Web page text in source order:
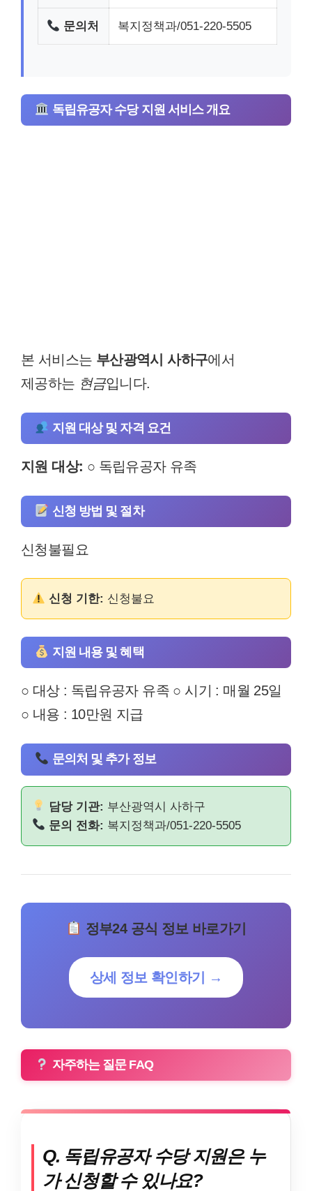
문의처 복지정책과/051-220-5505
독립유공자 수당 지원 서비스 개요
본 서비스는 부산광역시 사하구에서
제공하는 현금입니다.
지원 대상 및 자격 요건
지원 대상: ○ 독립유공자 유족
신청 방법 및 절차
신청불필요
신청 기한: 신청불요
지원 내용 및 혜택
○ 대상 : 독립유공자 유족 ○ 시기 : 매월 25일
○ 내용 : 10만원 지급
문의처 및 추가 정보
담당 기관: 부산광역시 사하구
문의 전화: 복지정책과/051-220-5505
정부24 공식 정보 바로가기
상세 정보 확인하기 →
자주하는 질문 FAQ
Q. 독립유공자 수당 지원은 누
가 신청할 수 있나요?